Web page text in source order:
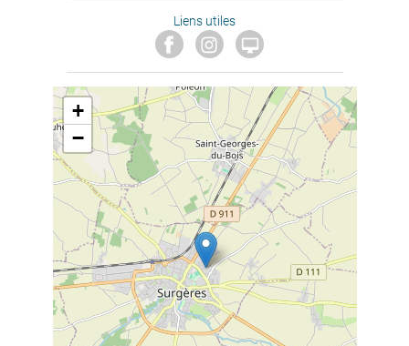
Liens utiles

+
−